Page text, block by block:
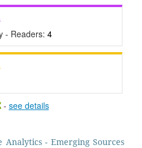
- Readers: 4
- see details
Analytics - Emerging Sources